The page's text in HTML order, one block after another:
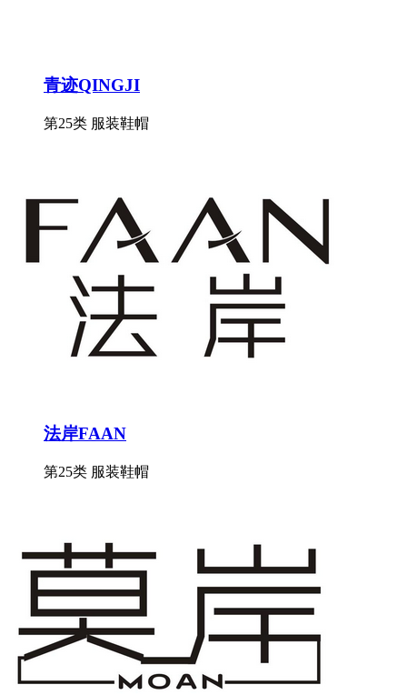
青迹QINGJI
第25类 服装鞋帽
法岸FAAN
第25类 服装鞋帽